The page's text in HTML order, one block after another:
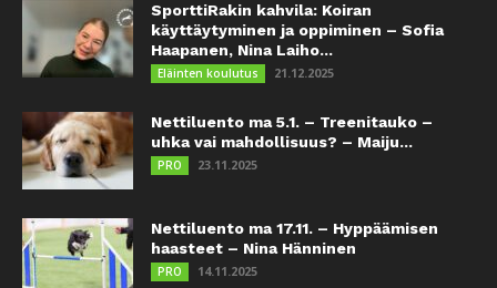
SporttiRakin kahvila: Koiran
käyttäytyminen ja oppiminen – Sofia
Haapanen, Nina Laiho...
Eläinten koulutus 21.12.2025
Nettiluento ma 5.1. – Treenitauko –
uhka vai mahdollisuus? – Maiju...
PRO 23.11.2025
Nettiluento ma 17.11. – Hyppäämisen
haasteet – Nina Hänninen
PRO 14.11.2025